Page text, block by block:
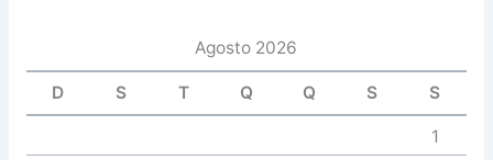
Agosto 2026
D S T Q Q S S
1